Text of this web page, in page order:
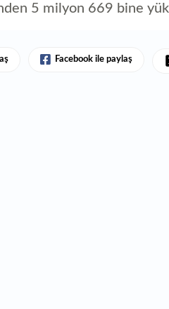
5 milyon 669 bine
Facebook ile paylaş